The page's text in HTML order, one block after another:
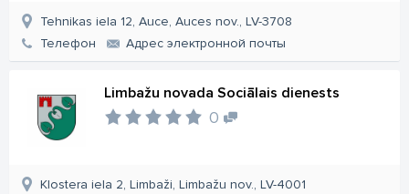
Tehnikas iela 12, Auce, Auces nov., LV-3708
Телефон
Aдрес электронной почты
Limbažu novada Sociālais dienests
0
Klostera iela 2, Limbaži, Limbažu nov., LV-4001